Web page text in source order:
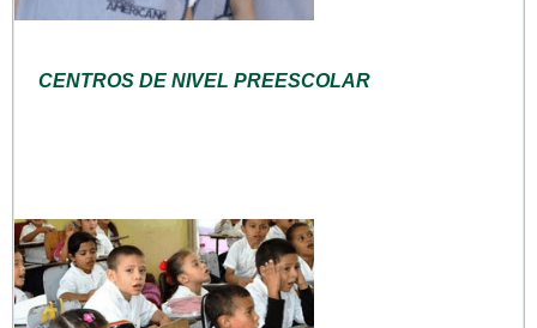
CENTROS DE NIVEL PREESCOLAR